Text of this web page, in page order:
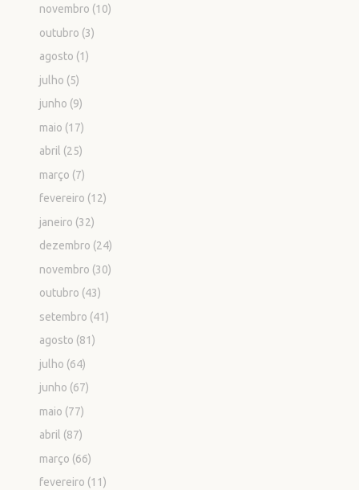
novembro (10)
outubro (3)
agosto (1)
julho (5)
junho (9)
maio (17)
abril (25)
março (7)
fevereiro (12)
janeiro (32)
dezembro (24)
novembro (30)
outubro (43)
setembro (41)
agosto (81)
julho (64)
junho (67)
maio (77)
abril (87)
março (66)
fevereiro (11)